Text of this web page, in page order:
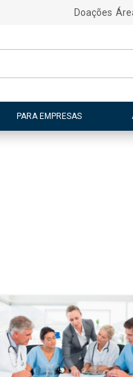
Doações
PARA EMPRESAS